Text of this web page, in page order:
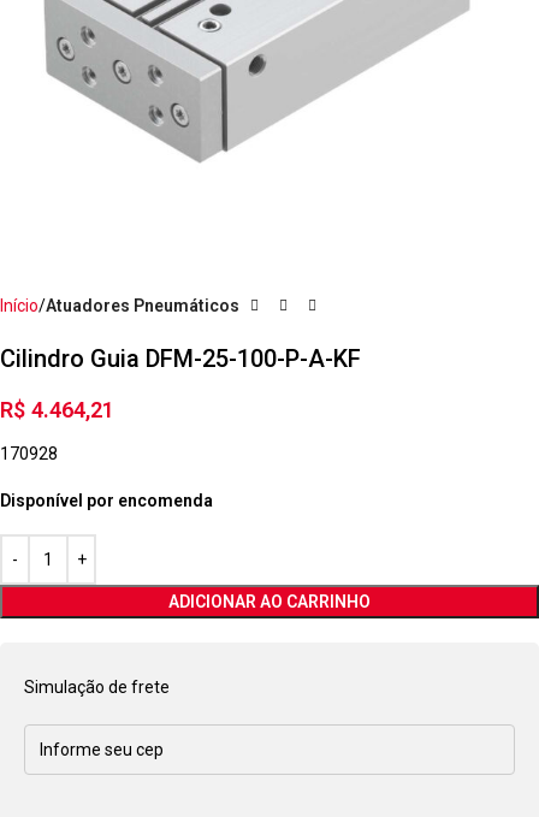
Início Atuadores Pneumáticos
Cilindro Guia DFM-25-100-P-A-KF
R$ 4.464,21
170928
Disponível por encomenda
ADICIONAR AO CARRINHO
Simulação de frete